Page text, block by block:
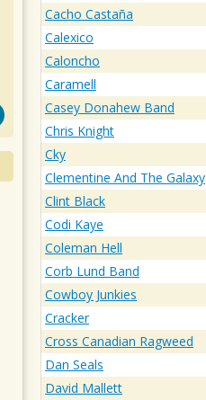
Cacho Castaña
Calexico
Caloncho
Caramell
Casey Donahew Band
Chris Knight
Cky
Clementine And The Galaxy
Clint Black
Codi Kaye
Coleman Hell
Corb Lund Band
Cowboy Junkies
Cracker
Cross Canadian Ragweed
Dan Seals
David Mallett